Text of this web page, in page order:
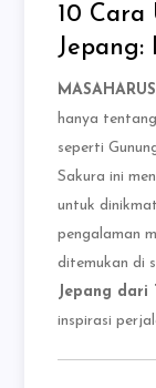
10 Cara
Jepang:
hanya
seperti
Sakura ini
untuk
pengalaman
ditemukan di
Jepang
inspirasi